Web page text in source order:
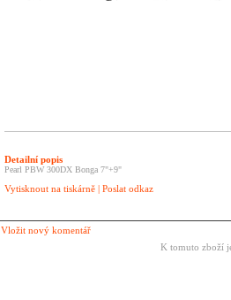
Detailní popis
Pearl PBW 300DX Bonga 7"+9"
Vytisknout na tiskárně | Poslat odkaz
Vložit nový komentář
K tomuto zboží